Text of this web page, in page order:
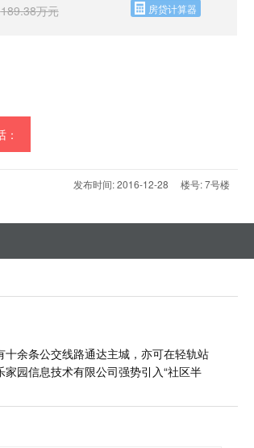
189.38万元 房贷计算器
发布时间: 2016-12-28 楼号: 7号楼
余条公交线路通达主城，亦可在轻轨站
园信息技术有限公司强势引入“社区半